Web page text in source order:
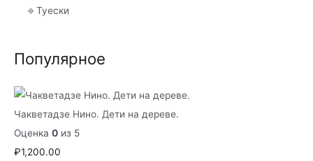
⎆ Туески
Популярное
Чакветадзе Нино. Дети на дереве.
Оценка 0 из 5
₽1,200.00